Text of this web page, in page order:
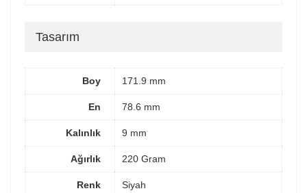
Tasarım
Boy 171.9 mm
En 78.6 mm
Kalınlık 9 mm
Ağırlık 220 Gram
Renk
Siyah